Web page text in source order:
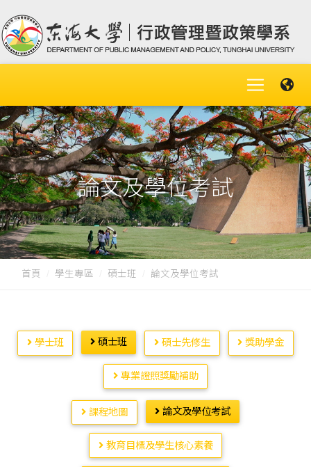
論文及學位考試
首頁 學生專區 碩士班 論文及學位考試
學士班 碩士班 碩士先修生 獎助學金
專業證照獎勵補助
課程地圖 論文及學位考試
教育目標及學生核心素養